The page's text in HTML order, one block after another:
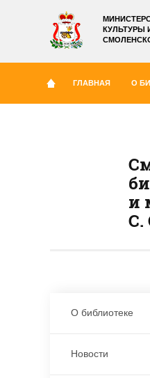
КУЛЬТУРЫ
ГЛАВНАЯ О
и
С.
О библиотеке
Новости